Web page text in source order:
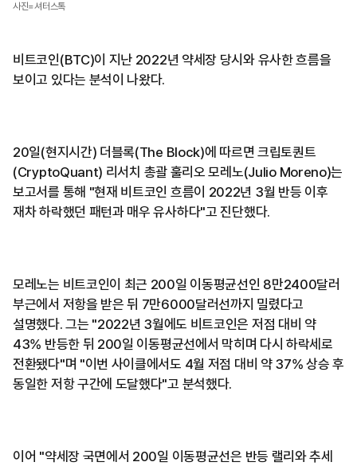
사진=셔터스톡
비트코인(BTC)이 지난 2022년 약세장 당시와 유사한 흐름을
보이고 있다는 분석이 나왔다.
20일(현지시간) 더블록(The Block)에 따르면 크립토퀀트
(CryptoQuant) 리서치 총괄 훌리오 모레노(Julio Moreno)는
보고서를 통해 "현재 비트코인 흐름이 2022년 3월 반등 이후
재차 하락했던 패턴과 매우 유사하다"고 진단했다.
모레노는 비트코인이 최근 200일 이동평균선인 8만2400달러
부근에서 저항을 받은 뒤 7만6000달러선까지 밀렸다고
설명했다. 그는 "2022년 3월에도 비트코인은 저점 대비 약
43% 반등한 뒤 200일 이동평균선에서 막히며 다시 하락세로
전환됐다"며 "이번 사이클에서도 4월 저점 대비 약 37% 상승 후
동일한 저항 구간에 도달했다"고 분석했다.
이어 "약세장 국면에서 200일 이동평균선은 반등 랠리와 추세